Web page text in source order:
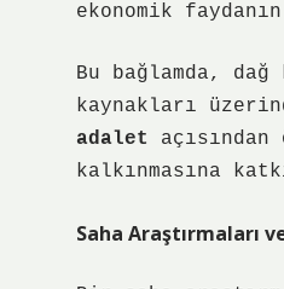
ekonomik
Bu bağlamda,
kaynakları
adalet
kalkınmasına
Saha Araştırmaları